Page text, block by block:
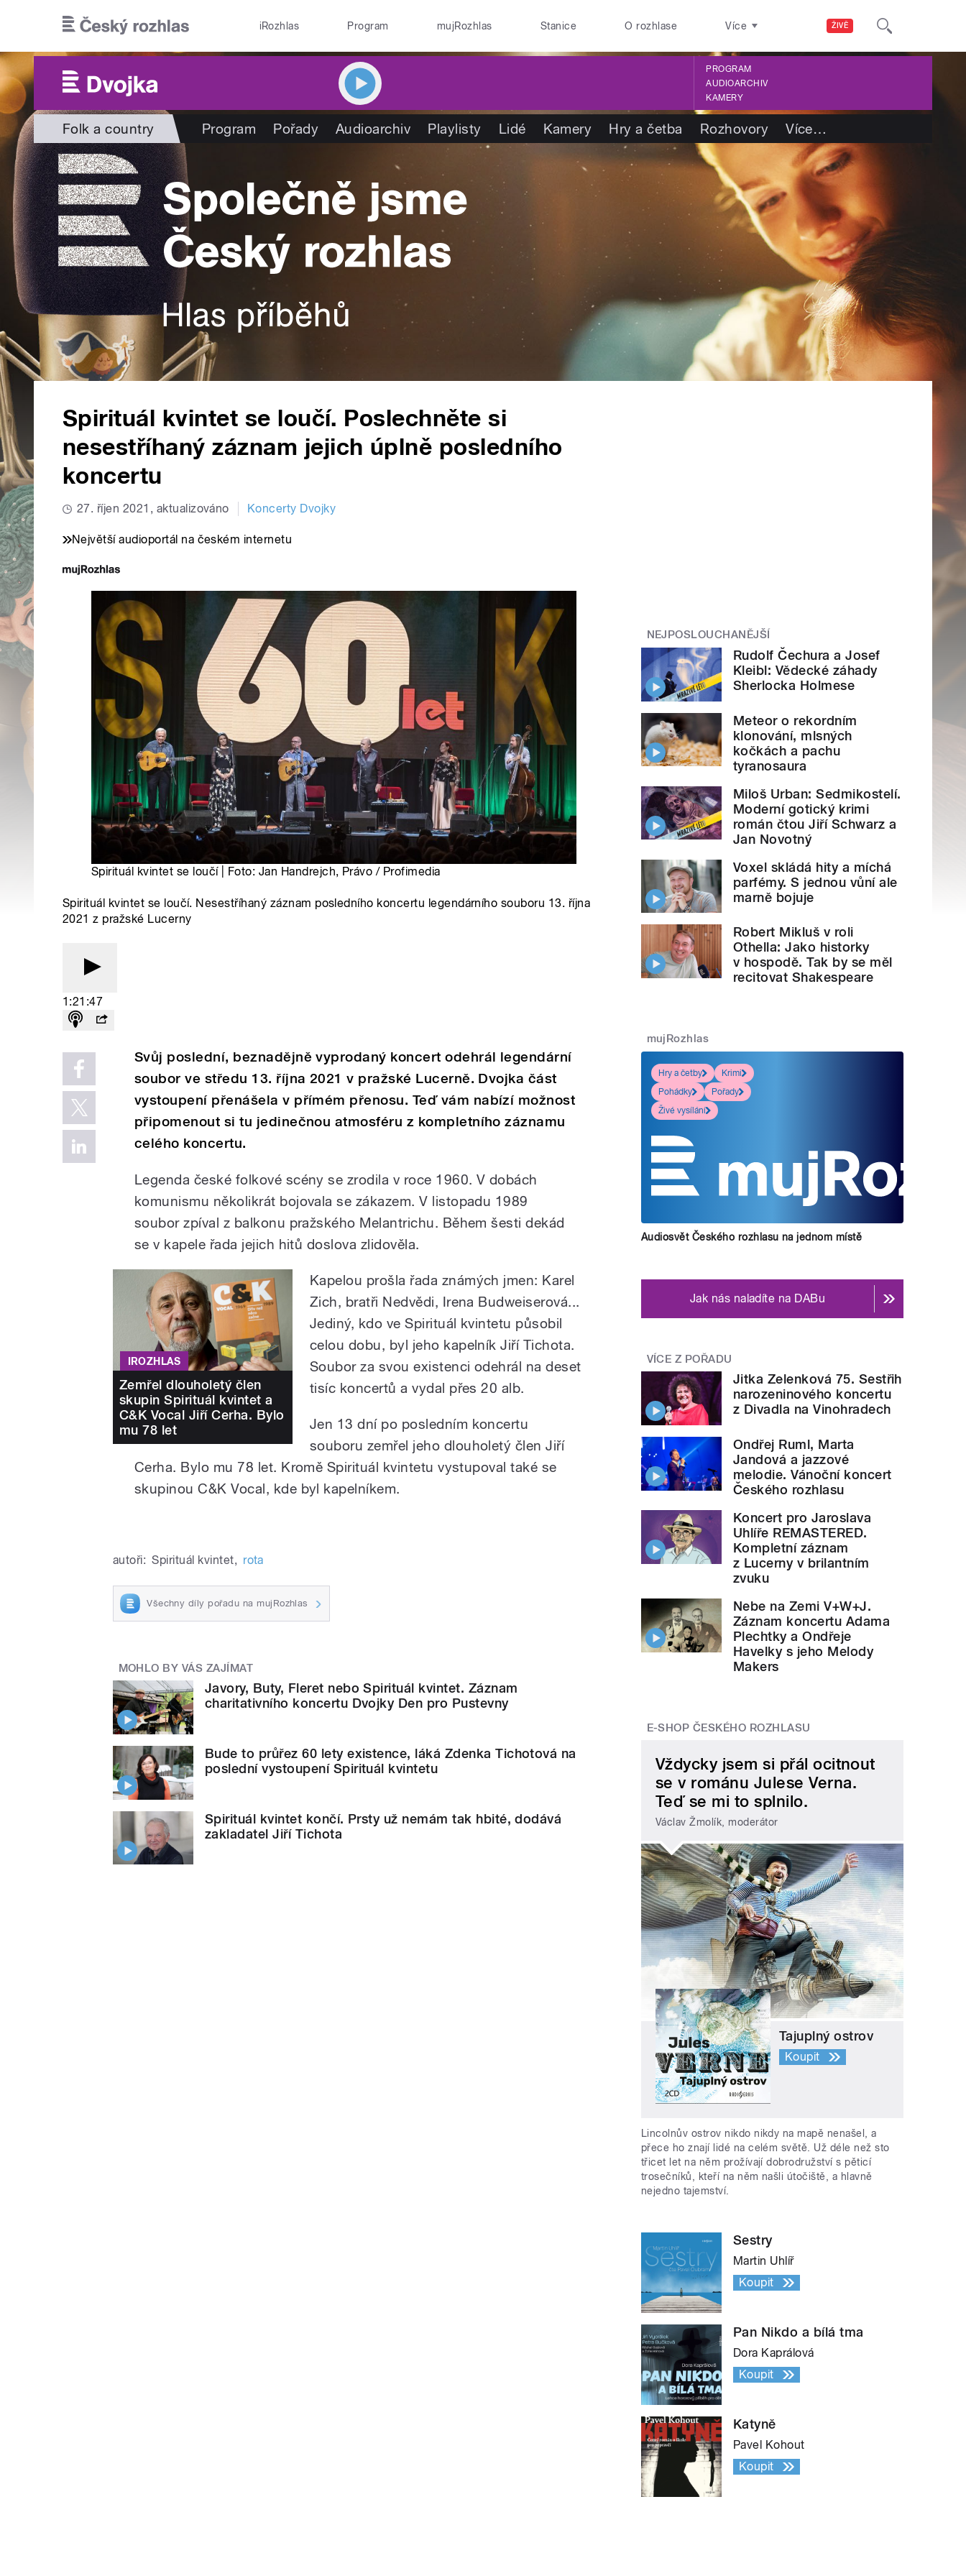
ŽIVĚ
iRozhlas Program mujRozhlas Stanice O rozhlase Více
PROGRAM
AUDIOARCHIV
KAMERY
Folk a country Program Pořady Audioarchiv Playlisty Lidé Kamery Hry a četba Rozhovory Více…
Spirituál kvintet se loučí. Poslechněte si
nesestříhaný záznam jejich úplně posledního
koncertu
27. říjen 2021, aktualizováno Koncerty Dvojky
Největší audioportál na českém internetu
Spirituál kvintet se loučí | Foto: Jan Handrejch, Právo / Profimedia
Spirituál kvintet se loučí. Nesestříhaný záznam posledního koncertu legendárního souboru 13. října
2021 z pražské Lucerny
1:21:47
Svůj poslední, beznadějně vyprodaný koncert odehrál legendární
soubor ve středu 13. října 2021 v pražské Lucerně. Dvojka část
vystoupení přenášela v přímém přenosu. Teď vám nabízí možnost
připomenout si tu jedinečnou atmosféru z kompletního záznamu
celého koncertu.
Legenda české folkové scény se zrodila v roce 1960. V dobách
komunismu několikrát bojovala se zákazem. V listopadu 1989
soubor zpíval z balkonu pražského Melantrichu. Během šesti dekád
se v kapele řada jejich hitů doslova zlidověla.
IROZHLAS
Zemřel dlouholetý člen
skupin Spirituál kvintet a
C&K Vocal Jiří Cerha. Bylo
mu 78 let
Kapelou prošla řada známých jmen: Karel
Zich, bratři Nedvědi, Irena Budweiserová...
Jediný, kdo ve Spirituál kvintetu působil
celou dobu, byl jeho kapelník Jiří Tichota.
Soubor za svou existenci odehrál na deset
tisíc koncertů a vydal přes 20 alb.
Jen 13 dní po posledním koncertu
souboru zemřel jeho dlouholetý člen Jiří
Cerha. Bylo mu 78 let. Kromě Spirituál kvintetu vystupoval také se
skupinou C&K Vocal, kde byl kapelníkem.
autoři: Spirituál kvintet, rota
Všechny díly pořadu na mujRozhlas
MOHLO BY VÁS ZAJÍMAT
Javory, Buty, Fleret nebo Spirituál kvintet. Záznam
charitativního koncertu Dvojky Den pro Pustevny
Bude to průřez 60 lety existence, láká Zdenka Tichotová na
poslední vystoupení Spirituál kvintetu
Spirituál kvintet končí. Prsty už nemám tak hbité, dodává
zakladatel Jiří Tichota
NEJPOSLOUCHANĚJŠÍ
Rudolf Čechura a Josef
Kleibl: Vědecké záhady
Sherlocka Holmese
Meteor o rekordním
klonování, mlsných
kočkách a pachu
tyranosaura
Miloš Urban: Sedmikostelí.
Moderní gotický krimi
román čtou Jiří Schwarz a
Jan Novotný
Voxel skládá hity a míchá
parfémy. S jednou vůní ale
marně bojuje
Robert Mikluš v roli
Othella: Jako historky
v hospodě. Tak by se měl
recitovat Shakespeare
mujRozhlas
Hry a četby
Krimi
Pohádky
Pořady
Živé vysílání
Audiosvět Českého rozhlasu na jednom místě
Jak nás naladíte na DABu
VÍCE Z POŘADU
Jitka Zelenková 75. Sestřih
narozeninového koncertu
z Divadla na Vinohradech
Ondřej Ruml, Marta
Jandová a jazzové
melodie. Vánoční koncert
Českého rozhlasu
Koncert pro Jaroslava
Uhlíře REMASTERED.
Kompletní záznam
z Lucerny v brilantním
zvuku
Nebe na Zemi V+W+J.
Záznam koncertu Adama
Plechtky a Ondřeje
Havelky s jeho Melody
Makers
E-SHOP ČESKÉHO ROZHLASU
Vždycky jsem si přál ocitnout
se v románu Julese Verna.
Teď se mi to splnilo.
Václav Žmolík, moderátor
Tajuplný ostrov
Koupit
Lincolnův ostrov nikdo nikdy na mapě nenašel, a
přece ho znají lidé na celém světě. Už déle než sto
třicet let na něm prožívají dobrodružství s pěticí
trosečníků, kteří na něm našli útočiště, a hlavně
nejedno tajemství.
Sestry
Martin Uhlíř
Koupit
Pan Nikdo a bílá tma
Dora Kaprálová
Koupit
Katyně
Pavel Kohout
Koupit